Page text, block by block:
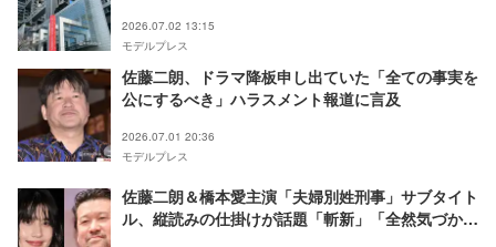
2026.07.02 13:15
モデルプレス
佐藤二朗、ドラマ降板申し出ていた「全ての事実を
公にするべき」ハラスメント報道に言及
2026.07.01 20:36
モデルプレス
佐藤二朗＆橋本愛主演「夫婦別姓刑事」サブタイト
ル、縦読みの仕掛けが話題「斬新」「全然気づかな